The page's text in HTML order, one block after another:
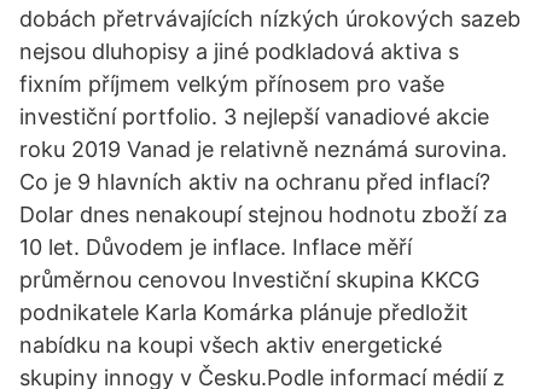
dobách přetrvávajících nízkých úrokových sazeb
nejsou dluhopisy a jiné podkladová aktiva s
fixním příjmem velkým přínosem pro vaše
investiční portfolio. 3 nejlepší vanadiové akcie
roku 2019 Vanad je relativně neznámá surovina.
Co je 9 hlavních aktiv na ochranu před inflací?
Dolar dnes nenakoupí stejnou hodnotu zboží za
10 let. Důvodem je inflace. Inflace měří
průměrnou cenovou Investiční skupina KKCG
podnikatele Karla Komárka plánuje předložit
nabídku na koupi všech aktiv energetické
skupiny innogy v Česku.Podle informací médií z